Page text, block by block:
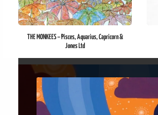
THE MONKEES – Pisces, Aquarius, Capricorn &
Jones Ltd